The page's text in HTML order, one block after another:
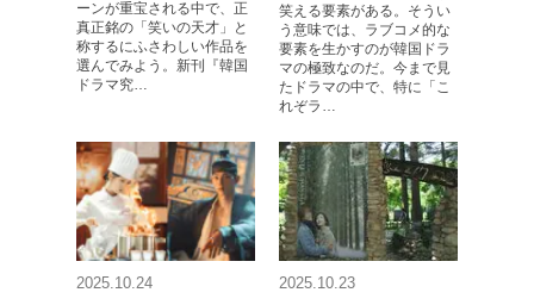
ーンが重宝される中で、正
真正銘の「笑いの天才」と
称するにふさわしい作品を
選んでみよう。新刊『韓国
ドラマ究…
笑える要素がある。そうい
う意味では、ラブコメ的な
要素を生かすのが韓国ドラ
マの極致なのだ。今まで見
たドラマの中で、特に「こ
れぞラ…
2025.10.24
2025.10.23